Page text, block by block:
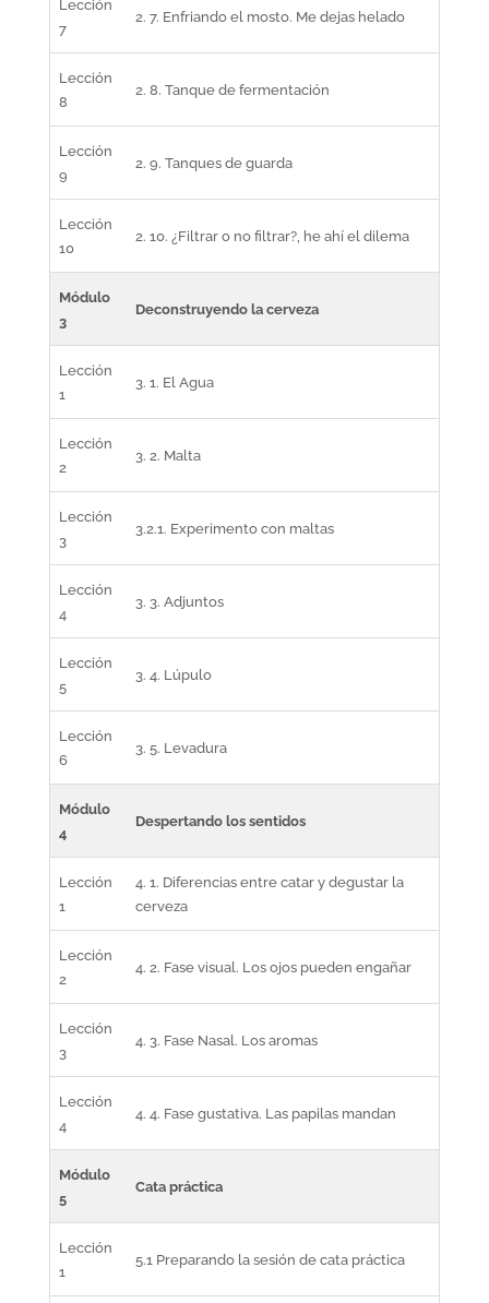
Lección
7
2. 7. Enfriando el mosto. Me dejas helado
Lección
8
2. 8. Tanque de fermentación
Lección
9
2. 9. Tanques de guarda
Lección
10
2. 10. ¿Filtrar o no filtrar?, he ahí el dilema
Módulo
3
Deconstruyendo la cerveza
Lección
1
3. 1. El Agua
Lección
2
3. 2. Malta
Lección
3
3.2.1. Experimento con maltas
Lección
4
3. 3. Adjuntos
Lección
5
3. 4. Lúpulo
Lección
6
3. 5. Levadura
Módulo
4
Despertando los sentidos
Lección
1
4. 1. Diferencias entre catar y degustar la
cerveza
Lección
2
4. 2. Fase visual. Los ojos pueden engañar
Lección
3
4. 3. Fase Nasal. Los aromas
Lección
4
4. 4. Fase gustativa. Las papilas mandan
Módulo
5
Cata práctica
Lección
1
5.1 Preparando la sesión de cata práctica